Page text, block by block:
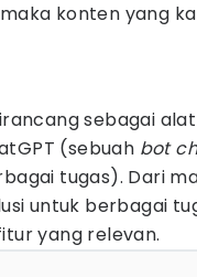
konten yang
sebagai
(sebuah bot
tugas). Dari
untuk berbagai
yang relevan.